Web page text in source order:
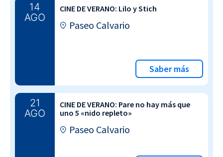
14
AGO
CINE DE VERANO: Lilo y Stich
Paseo Calvario
Saber más
21
AGO
CINE DE VERANO: Pare no hay más que
uno 5 «nido repleto»
Paseo Calvario